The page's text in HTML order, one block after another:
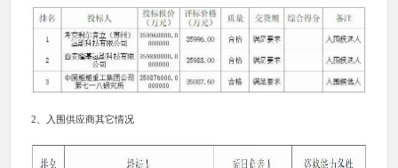
2、入围供应商其它情况